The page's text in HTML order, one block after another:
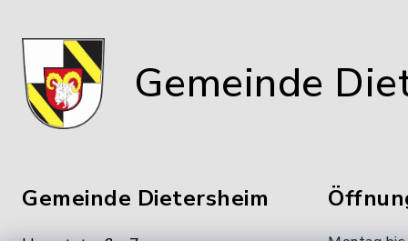
Gemeinde
Gemeinde Dietersheim